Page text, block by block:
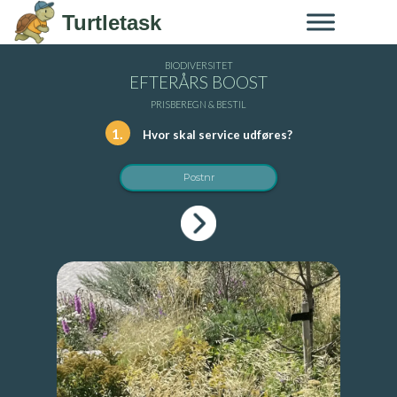
Skip to contentTurtletask
BIODIVERSITET
EFTERÅRS BOOST
PRISBEREGN & BESTIL
1. Hvor skal service udføres?